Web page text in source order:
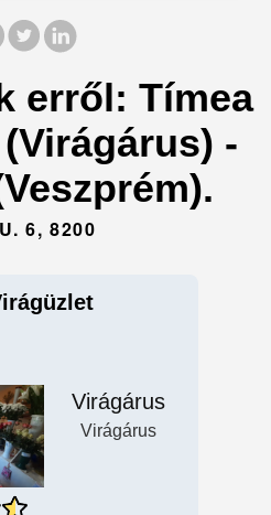
erről: Tímea
-
6, 8200
Virágárus
Virágárus